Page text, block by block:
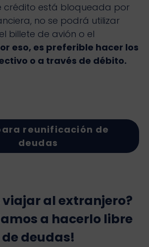
crédito está bloqueada por
no se podrá utilizar
billete de avión o el
eso, es preferible hacer los
o a través de débito.
reunificación de
deudas
viajar al extranjero?
a hacerlo libre
de deudas!